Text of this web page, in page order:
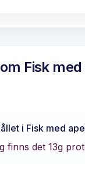
Fisk
i Fisk med
finns det 13g